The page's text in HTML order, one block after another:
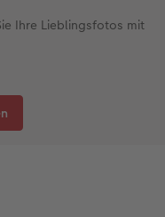
Ihre Lieblingsfotos mit